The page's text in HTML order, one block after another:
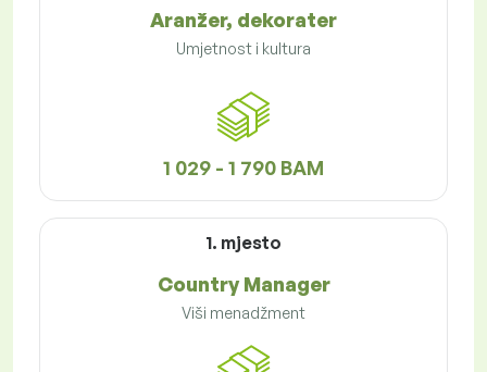
Aranžer, dekorater
Umjetnost i kultura
1 029 - 1 790 BAM
1. mjesto
Country Manager
Viši menadžment